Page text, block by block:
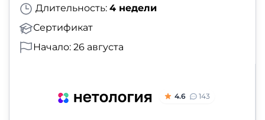
Длительность: 4 недели
Сертификат
Начало: 26 августа
4.6 143